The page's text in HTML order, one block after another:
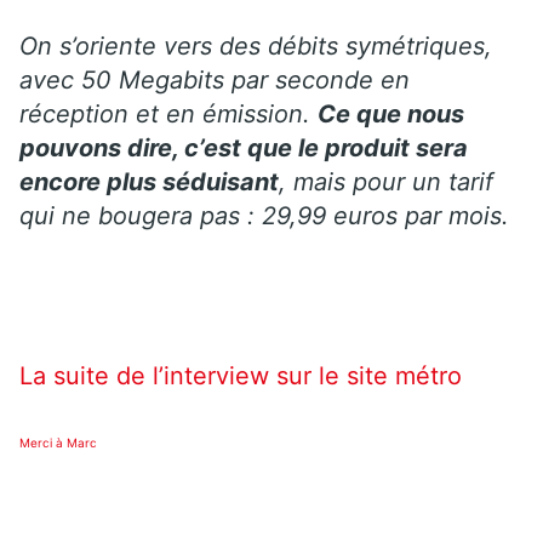
On s’oriente vers des débits symétriques,
avec 50 Megabits par seconde en
réception et en émission. Ce que nous
pouvons dire, c’est que le produit sera
encore plus séduisant, mais pour un tarif
qui ne bougera pas : 29,99 euros par mois.
La suite de l’interview sur le site métro
Merci à Marc